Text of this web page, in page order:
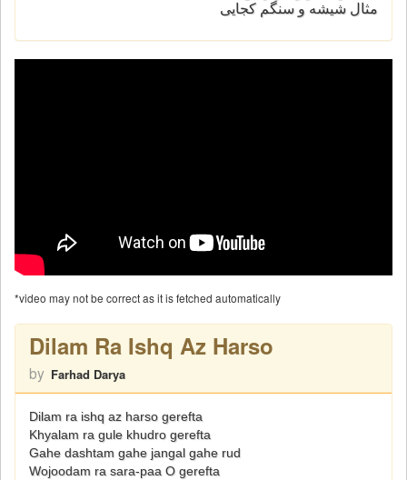
مثال شیشه و سنگم کجایی
*video may not be correct as it is fetched automatically
Dilam Ra Ishq Az Harso
by Farhad Darya
Dilam ra ishq az harso gerefta
Khyalam ra gule khudro gerefta
Gahe dashtam gahe jangal gahe rud
Wojoodam ra sara-paa O gerefta